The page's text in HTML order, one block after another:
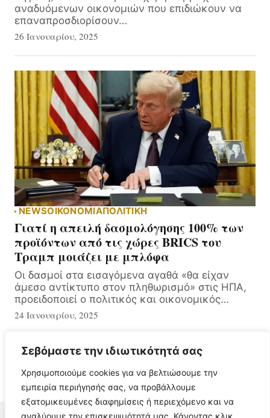
Σεβόμαστε την ιδιωτικότητά σας
Χρησιμοποιούμε cookies για να βελτιώσουμε την
εμπειρία περιήγησής σας, να προβάλλουμε
εξατομικευμένες διαφημίσεις ή περιεχόμενο και να
αναλύουμε την επισκεψιμότητά μας. Κάνοντας κλικ
αναδυόμενων οικονομιών που επιδιώκουν να
επαναπροσδιορίσουν…
26 Ιανουαρίου, 2025
NEWSΟΙΚΟΝΟΜΙΑΠΟΛΙΤΙΚΗ
Γιατί η απειλή δασμολόγησης 100% των
προϊόντων από τις χώρες BRICS του
Τραμπ μοιάζει με μπλόφα
Οι δασμοί στα εισαγόμενα αγαθά «θα είχαν
άμεσο αντίκτυπο στον πληθωρισμό» στις ΗΠΑ,
προειδοποιεί ο πολιτικός και οικονομικός…
24 Ιανουαρίου, 2025